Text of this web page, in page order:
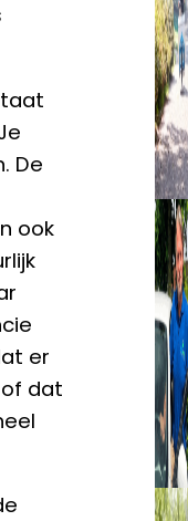
De
ook
er
dat